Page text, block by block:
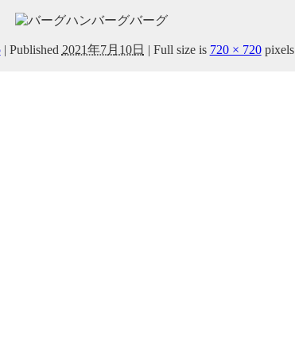
| Published 2021年7月10日 | Full size is 720 × 720pixels